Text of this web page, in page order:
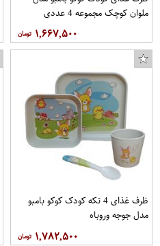
ملوان کوچک مجموعه 4 عددی
۱,۶۶۷,۵۰۰
ظرف غذای 4 تکه کودک کوکو بامبو
مدل جوجه وروباه
۱,۷۸۲,۵۰۰